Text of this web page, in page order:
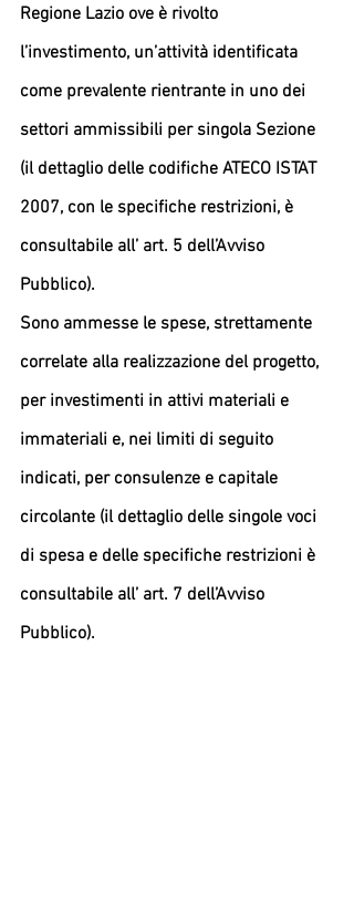
Regione Lazio ove è rivolto
l’investimento, un’attività identificata
come prevalente rientrante in uno dei
settori ammissibili per singola Sezione
(il dettaglio delle codifiche ATECO ISTAT
2007, con le specifiche restrizioni, è
consultabile all’ art. 5 dell’Avviso
Pubblico).
Sono ammesse le spese, strettamente
correlate alla realizzazione del progetto,
per investimenti in attivi materiali e
immateriali e, nei limiti di seguito
indicati, per consulenze e capitale
circolante (il dettaglio delle singole voci
di spesa e delle specifiche restrizioni è
consultabile all’ art. 7 dell’Avviso
Pubblico).